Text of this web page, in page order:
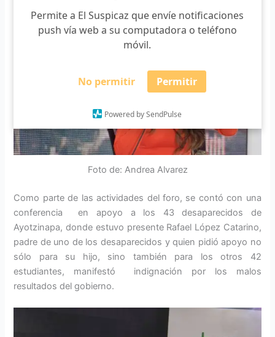
Permite a El Suspicaz que envíe notificaciones
push vía web a su computadora o teléfono
móvil.
No permitir Permitir
Powered by SendPulse
Foto de: Andrea Alvarez
Como parte de las actividades del foro, se contó con una
conferencia en apoyo a los 43 desaparecidos de
Ayotzinapa, donde estuvo presente Rafael López Catarino,
padre de uno de los desaparecidos y quien pidió apoyo no
sólo para su hijo, sino también para los otros 42
estudiantes, manifestó indignación por los malos
resultados del gobierno.